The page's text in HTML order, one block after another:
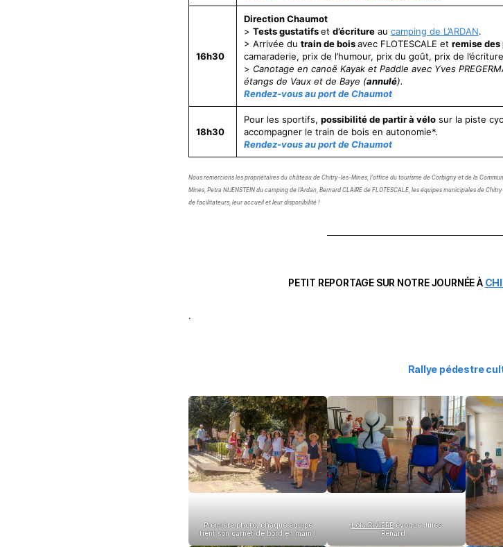
16h30
Direction Chaumot
> Tests gustatifset d’écritureau camping de L’ARDAN.
> Arrivée du train de boisavec FLOTESCALE et remise des
camaraderie, prix de l’humour, prix du goût, prix de
> Canotage en canoë Kayak et Paddle avec Yves
étangs de Vaux et de Baye (annulé).
Rendez-vous au port de Chaumot
18h30
Pour les sportifs, possibilité de partir à vélosur la piste
accompagner le train de bois en autonomie*.
Rendez-vous au port de Chaumot
Nous remercions les propriétaires du château de Chitry-les-Mines, l’office du tourisme de Corbigny et de la
Mines, Petra NIJENSTEIN du camping de l’Ardan, Bernard CLAIRE de FLOTESCALE, les équipes municipales de
de facilitateurs, leur accueil et leur disponibilité !
PETIT REPORTAGE SUR NOTRE JOURNÉE À
.
Rallye pédestre
Première photo, chaque équipe
tient son carnet de bord en main !
Lola RIVIERE évoque Jules
Renard…